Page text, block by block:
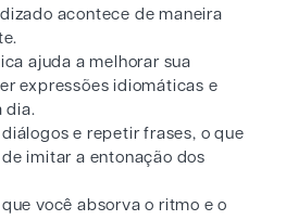
acontece de maneira
ajuda a melhorar sua
expressões idiomáticas e
dia.
e repetir frases, o que
imitar a entonação dos
você absorva o ritmo e o